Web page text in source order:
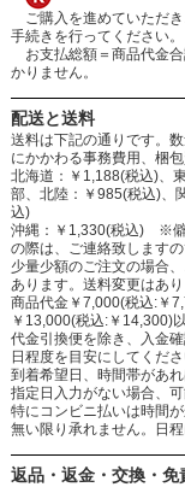
ご購入を進めていただ
手続きを行ってください。
お支払総額＝商品代金
かりません。
配送と送料
送料は下記の通りです。
にかかわる事務費用、梱
北海道：￥1,188(税込)、
部、北陸：￥985(税込)、
込)
沖縄：￥1,330(税込) ※僻
の際は、ご連絡致しますの
少量少額のご注文の場合
あります。送料変更はあ
商品代金￥7,000(税込:￥
￥13,000(税込:￥14,300)
代金引換便を除き、入金
日程度を目安にしてくださ
到着希望日、時間帯があ
指定日入力がない場合、
特にコンビニ払いは時間
無い限り承れません。日
返品・返金・交換・免